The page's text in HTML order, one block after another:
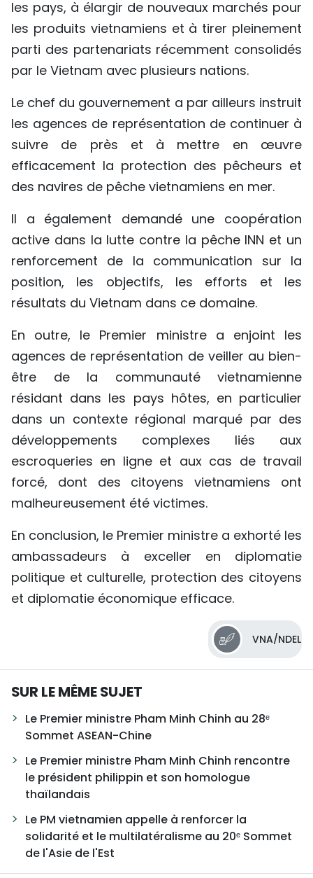
les pays, à élargir de nouveaux marchés pour
les produits vietnamiens et à tirer pleinement
parti des partenariats récemment consolidés
par le Vietnam avec plusieurs nations.
Le chef du gouvernement a par ailleurs instruit
les agences de représentation de continuer à
suivre de près et à mettre en œuvre
efficacement la protection des pêcheurs et
des navires de pêche vietnamiens en mer.
Il a également demandé une coopération
active dans la lutte contre la pêche INN et un
renforcement de la communication sur la
position, les objectifs, les efforts et les
résultats du Vietnam dans ce domaine.
En outre, le Premier ministre a enjoint les
agences de représentation de veiller au bien-
être de la communauté vietnamienne
résidant dans les pays hôtes, en particulier
dans un contexte régional marqué par des
développements complexes liés aux
escroqueries en ligne et aux cas de travail
forcé, dont des citoyens vietnamiens ont
malheureusement été victimes.
En conclusion, le Premier ministre a exhorté les
ambassadeurs à exceller en diplomatie
politique et culturelle, protection des citoyens
et diplomatie économique efficace.
VNA/NDEL
SUR LE MÊME SUJET
Le Premier ministre Pham Minh Chinh au 28ᵉ
Sommet ASEAN-Chine
Le Premier ministre Pham Minh Chinh rencontre
le président philippin et son homologue
thaïlandais
Le PM vietnamien appelle à renforcer la
solidarité et le multilatéralisme au 20ᵉ Sommet
de l'Asie de l'Est